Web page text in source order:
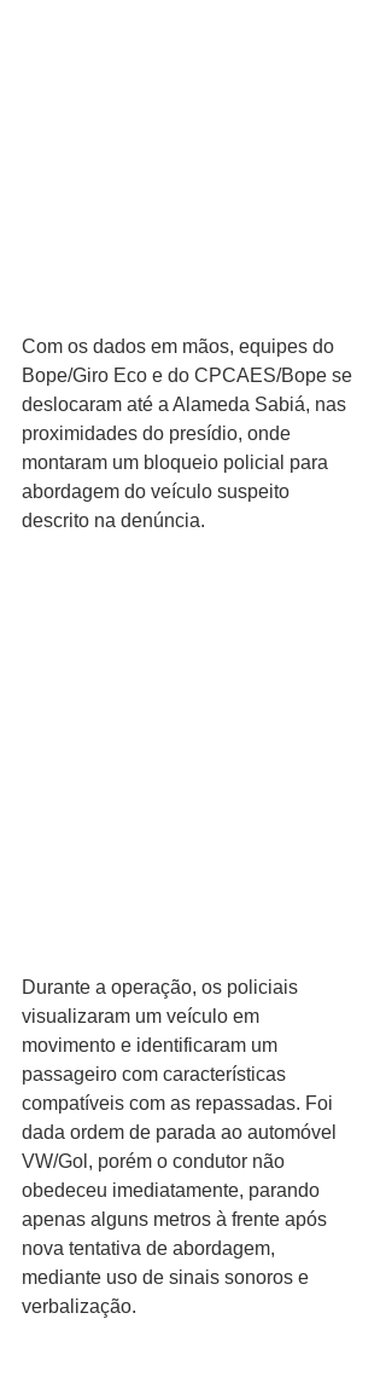
Com os dados em mãos, equipes do
Bope/Giro Eco e do CPCAES/Bope se
deslocaram até a Alameda Sabiá, nas
proximidades do presídio, onde
montaram um bloqueio policial para
abordagem do veículo suspeito
descrito na denúncia.
Durante a operação, os policiais
visualizaram um veículo em
movimento e identificaram um
passageiro com características
compatíveis com as repassadas. Foi
dada ordem de parada ao automóvel
VW/Gol, porém o condutor não
obedeceu imediatamente, parando
apenas alguns metros à frente após
nova tentativa de abordagem,
mediante uso de sinais sonoros e
verbalização.